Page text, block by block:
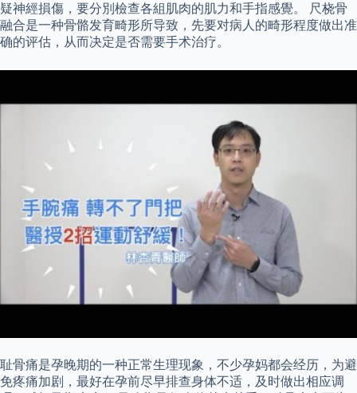
疑神經損傷，要分別檢查各組肌肉的肌力和手指感覺。 尺桡骨
融合是一种骨骼发育畸形所导致，先要对病人的畸形程度做出准
确的评估，从而决定是否需要手术治疗。
耻骨痛是孕晚期的一种正常生理现象，不少孕妈都会经历，为避
免疼痛加剧，最好在孕前尽早排查身体不适，及时做出相应调